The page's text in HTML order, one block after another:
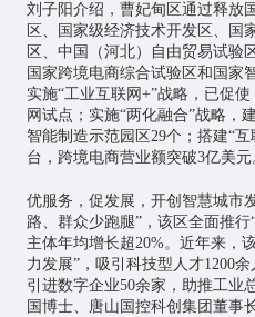
刘子阳介绍，曹妃甸区通过释放
区、国家级经济技术开发区、国
区、中国（河北）自由贸易试验
国家跨境电商综合试验区和国家
实施“工业互联网+”战略，已促
网试点；实施“两化融合”战略，
智能制造示范园区29个；搭建“
台，跨境电商营业额突破3亿美元
优服务，促发展，开创智慧城市
路、群众少跑腿”，该区全面推
主体年均增长超20%。近年来，
力发展”，吸引科技型人才1200
引进数字企业50余家，助推工业
国博士、唐山国控科创集团董事